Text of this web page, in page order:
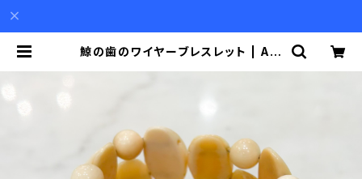
鯨の歯のワイヤーブレスレット | Aki